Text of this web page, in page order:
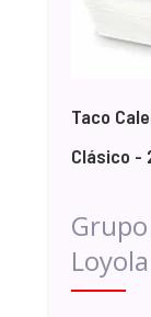
Taco
Clásico -
Loyola